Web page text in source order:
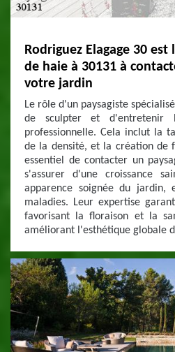
Rodriguez Elagage 30
de haie à 30131 à
votre jardin
Le rôle d'un paysagiste
de sculpter et d'entretenir
professionnelle. Cela inclut la
de la densité, et la création de
essentiel de contacter un
s'assurer d'une croissance
apparence soignée du jardin,
maladies. Leur expertise
favorisant la floraison et la
améliorant l'esthétique globale